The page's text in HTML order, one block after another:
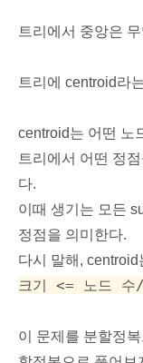
트리에서 중앙은
트리에 centroid라
centroid는 어떤 노
트리에서 어떤 정
다.
이때 생기는 모든
정점을 의미한다.
다시 말해, centroid
크기 <= 노드 수
이 문제를 분할정